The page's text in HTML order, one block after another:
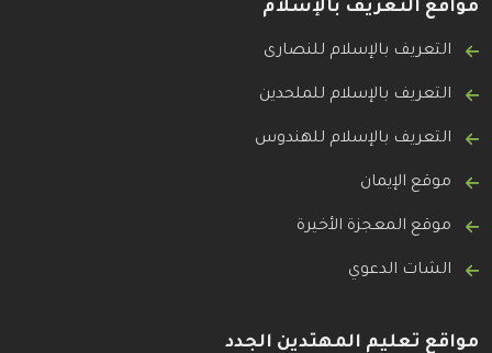
مواقع التعريف بالإسلام
التعريف بالإسلام للنصارى
التعريف بالإسلام للملحدين
التعريف بالإسلام للهندوس
موقع الإيمان
موقع المعجزة الأخيرة
الشات الدعوي
مواقع تعليم المهتدين الجدد